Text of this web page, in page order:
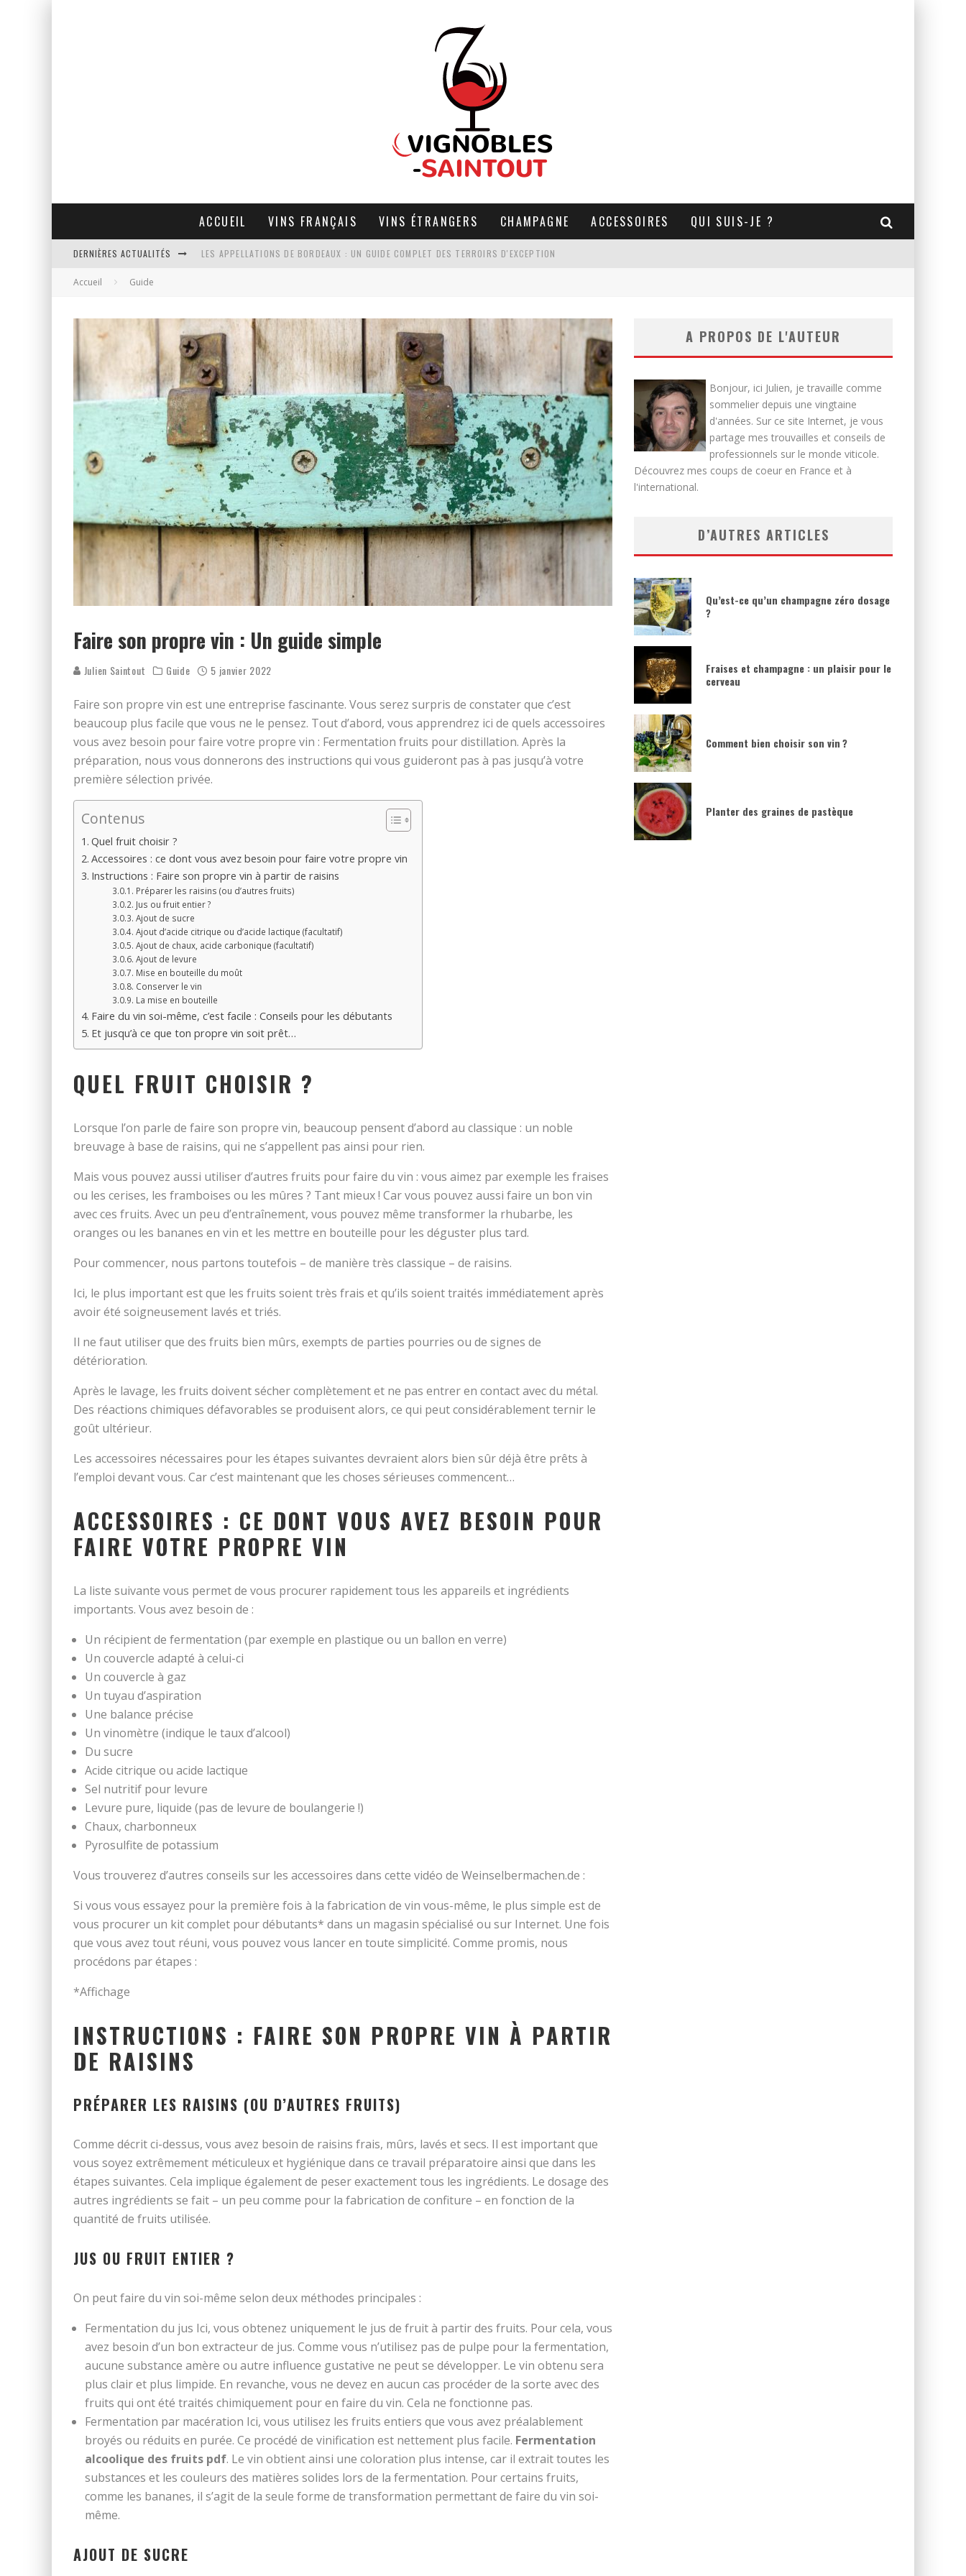
ACCUEIL VINS FRANÇAIS VINS ÉTRANGERS CHAMPAGNE ACCESSOIRES QUI SUIS-JE ?
DERNIÈRES ACTUALITÉS LES APPELLATIONS DE BORDEAUX : UN GUIDE COMPLET DES TERROIRS D'EXCEPTION
CHAMPAGNE BRUT, EXTRA BRUT, DEMI-SEC : COMMENT CHOISIR LE DOSAGE IDÉAL ?
Accueil Guide
Faire son propre vin : Un guide simple
Julien Saintout Guide 5 janvier 2022
Faire son propre vin est une entreprise fascinante. Vous serez surpris de constater que c’est
beaucoup plus facile que vous ne le pensez. Tout d’abord, vous apprendrez ici de quels accessoires
vous avez besoin pour faire votre propre vin : Fermentation fruits pour distillation. Après la
préparation, nous vous donnerons des instructions qui vous guideront pas à pas jusqu’à votre
première sélection privée.
Contenus
Quel fruit choisir ?
Accessoires : ce dont vous avez besoin pour faire votre propre vin
Instructions : Faire son propre vin à partir de raisins
Préparer les raisins (ou d’autres fruits)
Jus ou fruit entier ?
Ajout de sucre
Ajout d’acide citrique ou d’acide lactique (facultatif)
Ajout de chaux, acide carbonique (facultatif)
Ajout de levure
Mise en bouteille du moût
Conserver le vin
La mise en bouteille
Faire du vin soi-même, c’est facile : Conseils pour les débutants
Et jusqu’à ce que ton propre vin soit prêt…
QUEL FRUIT CHOISIR ?
Lorsque l’on parle de faire son propre vin, beaucoup pensent d’abord au classique : un noble
breuvage à base de raisins, qui ne s’appellent pas ainsi pour rien.
Mais vous pouvez aussi utiliser d’autres fruits pour faire du vin : vous aimez par exemple les fraises
ou les cerises, les framboises ou les mûres ? Tant mieux ! Car vous pouvez aussi faire un bon vin
avec ces fruits. Avec un peu d’entraînement, vous pouvez même transformer la rhubarbe, les
oranges ou les bananes en vin et les mettre en bouteille pour les déguster plus tard.
Pour commencer, nous partons toutefois – de manière très classique – de raisins.
Ici, le plus important est que les fruits soient très frais et qu’ils soient traités immédiatement après
avoir été soigneusement lavés et triés.
Il ne faut utiliser que des fruits bien mûrs, exempts de parties pourries ou de signes de
détérioration.
Après le lavage, les fruits doivent sécher complètement et ne pas entrer en contact avec du métal.
Des réactions chimiques défavorables se produisent alors, ce qui peut considérablement ternir le
goût ultérieur.
Les accessoires nécessaires pour les étapes suivantes devraient alors bien sûr déjà être prêts à
l’emploi devant vous. Car c’est maintenant que les choses sérieuses commencent…
ACCESSOIRES : CE DONT VOUS AVEZ BESOIN POUR
FAIRE VOTRE PROPRE VIN
La liste suivante vous permet de vous procurer rapidement tous les appareils et ingrédients
importants. Vous avez besoin de :
Un récipient de fermentation (par exemple en plastique ou un ballon en verre)
Un couvercle adapté à celui-ci
Un couvercle à gaz
Un tuyau d’aspiration
Une balance précise
Un vinomètre (indique le taux d’alcool)
Du sucre
Acide citrique ou acide lactique
Sel nutritif pour levure
Levure pure, liquide (pas de levure de boulangerie !)
Chaux, charbonneux
Pyrosulfite de potassium
Vous trouverez d’autres conseils sur les accessoires dans cette vidéo de Weinselbermachen.de :
Si vous vous essayez pour la première fois à la fabrication de vin vous-même, le plus simple est de
vous procurer un kit complet pour débutants* dans un magasin spécialisé ou sur Internet. Une fois
que vous avez tout réuni, vous pouvez vous lancer en toute simplicité. Comme promis, nous
procédons par étapes :
*Affichage
INSTRUCTIONS : FAIRE SON PROPRE VIN À PARTIR
DE RAISINS
PRÉPARER LES RAISINS (OU D’AUTRES FRUITS)
Comme décrit ci-dessus, vous avez besoin de raisins frais, mûrs, lavés et secs. Il est important que
vous soyez extrêmement méticuleux et hygiénique dans ce travail préparatoire ainsi que dans les
étapes suivantes. Cela implique également de peser exactement tous les ingrédients. Le dosage des
autres ingrédients se fait – un peu comme pour la fabrication de confiture – en fonction de la
quantité de fruits utilisée.
JUS OU FRUIT ENTIER ?
On peut faire du vin soi-même selon deux méthodes principales :
Fermentation du jus Ici, vous obtenez uniquement le jus de fruit à partir des fruits. Pour cela, vous
avez besoin d’un bon extracteur de jus. Comme vous n’utilisez pas de pulpe pour la fermentation,
aucune substance amère ou autre influence gustative ne peut se développer. Le vin obtenu sera
plus clair et plus limpide. En revanche, vous ne devez en aucun cas procéder de la sorte avec des
fruits qui ont été traités chimiquement pour en faire du vin. Cela ne fonctionne pas.
Fermentation par macération Ici, vous utilisez les fruits entiers que vous avez préalablement
broyés ou réduits en purée. Ce procédé de vinification est nettement plus facile. Fermentation
alcoolique des fruits pdf. Le vin obtient ainsi une coloration plus intense, car il extrait toutes les
substances et les couleurs des matières solides lors de la fermentation. Pour certains fruits,
comme les bananes, il s’agit de la seule forme de transformation permettant de faire du vin soi-
même.
AJOUT DE SUCRE
A PROPOS DE L'AUTEUR
Bonjour, ici Julien, je travaille comme
sommelier depuis une vingtaine
d'années. Sur ce site Internet, je vous
partage mes trouvailles et conseils de
professionnels sur le monde viticole.
Découvrez mes coups de coeur en France et à
l'international.
D’AUTRES ARTICLES
Qu’est-ce qu’un champagne zéro dosage
?
Fraises et champagne : un plaisir pour le
cerveau
Comment bien choisir son vin ?
Planter des graines de pastèque